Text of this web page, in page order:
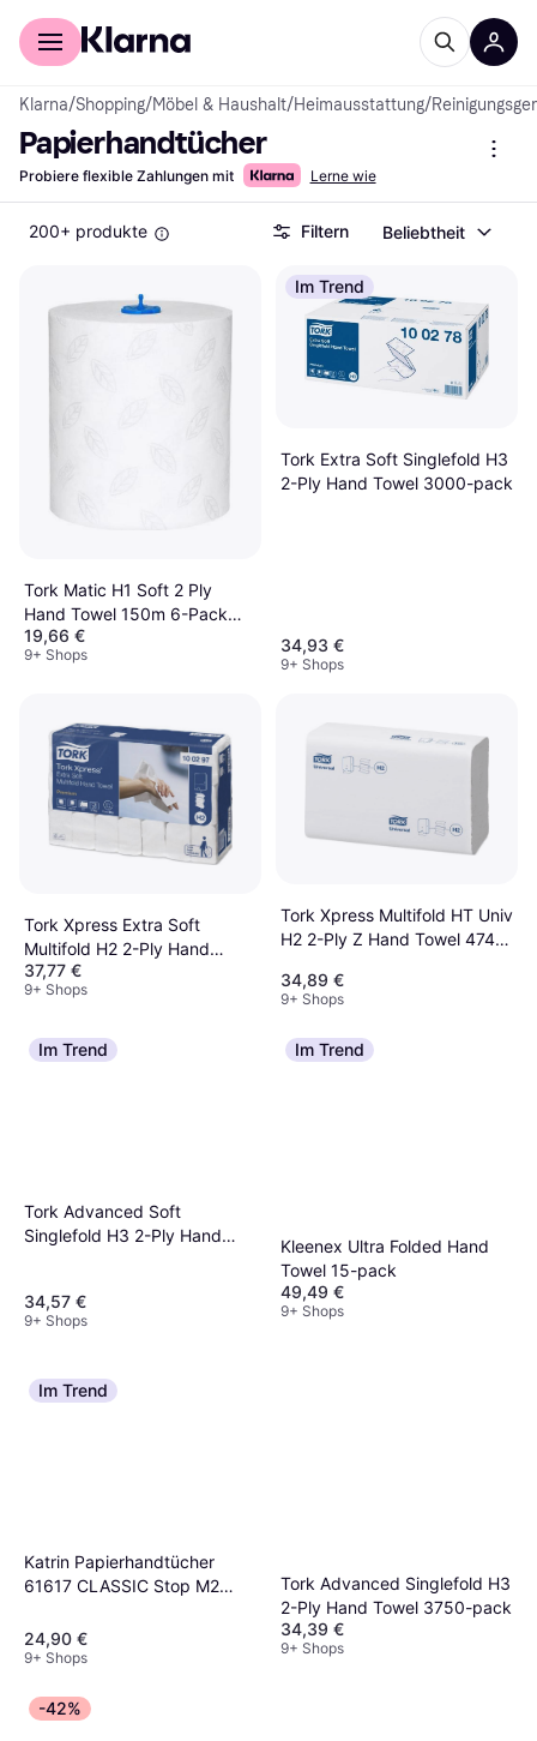
Für Shopper
Klarna/Shopping/Möbel & Haushalt/Heimausstattung/
Papierhandtücher
Probiere flexible Zahlungen mit Lerne wie
200+ produkte Filtern Beliebtheit
Tork Matic H1 Soft 2 Ply
Hand Towel 150m 6-Pack
(290067)
19,66 €
9+ Shops
Im Trend
Tork Extra Soft Singlefold H3
2-Ply Hand Towel 3000-pack
34,93 €
9+ Shops
Tork Xpress Extra Soft
Multifold H2 2-Ply Hand
Towel 2100-pack (100297)
37,77 €
9+ Shops
Tork Xpress Multifold HT Univ
H2 2-Ply Z Hand Towel 4740-
34,89 €
9+ Shops
Im Trend
Tork Advanced Soft
Singlefold H3 2-Ply Hand
34,57 €
9+ Shops
Im Trend
Kleenex Ultra Folded Hand
Towel 15-pack
49,49 €
9+ Shops
Im Trend
Katrin Papierhandtücher
61617 CLASSIC Stop M2
4.000 Tücher
24,90 €
9+ Shops
Tork Advanced Singlefold H3
2-Ply Hand Towel 3750-pack
34,39 €
9+ Shops
-42%